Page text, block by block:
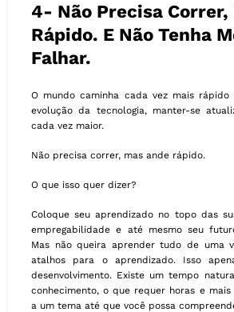
4- Não Precisa Correr,
Rápido. E Não Tenha
Falhar.
O mundo caminha cada vez mais
evolução da tecnologia, manter-se
cada vez maior.
Não precisa correr, mas ande rápido.
O que isso quer dizer?
Coloque seu aprendizado no topo das
empregabilidade e até mesmo seu
Mas não queira aprender tudo de uma
atalhos para o aprendizado. Isso
desenvolvimento. Existe um tempo
conhecimento, o que requer horas e mais
a um tema até que você possa